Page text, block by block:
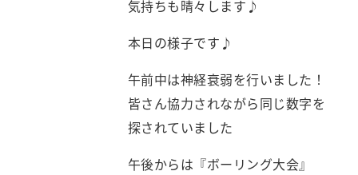
気持ちも晴々します♪
本日の様子です♪
午前中は神経衰弱を行いました！
皆さん協力されながら同じ数字を
探されていました
午後からは『ボーリング大会』